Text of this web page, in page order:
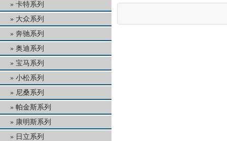
卡特系列
大众系列
奔驰系列
奥迪系列
宝马系列
小松系列
尼桑系列
帕金斯系列
康明斯系列
日立系列